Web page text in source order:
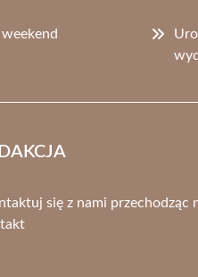
się z nami przechodząc